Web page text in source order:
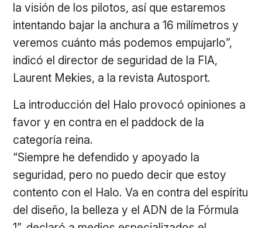
la visión de los pilotos, así que estaremos
intentando bajar la anchura a 16 milímetros y
veremos cuánto más podemos empujarlo”,
indicó el director de seguridad de la FIA,
Laurent Mekies, a la revista Autosport.
La introducción del Halo provocó opiniones a
favor y en contra en el paddock de la
categoría reina.
“Siempre he defendido y apoyado la
seguridad, pero no puedo decir que estoy
contento con el Halo. Va en contra del espíritu
del diseño, la belleza y el ADN de la Fórmula